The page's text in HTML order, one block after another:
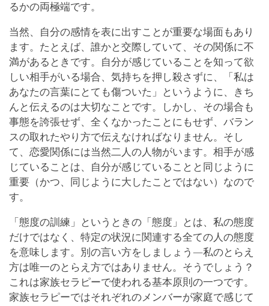
るかの両極端です。
当然、自分の感情を表に出すことが重要な場面もあり
ます。たとえば、誰かと交際していて、その関係に不
満があるときです。自分が感じていることを知って欲
しい相手がいる場合、気持ちを押し殺さずに、「私は
あなたの言葉にとても傷ついた」というように、きち
んと伝えるのは大切なことです。しかし、その場合も
事態を誇張せず、全くなかったことにもせず、バラン
スの取れたやり方で伝えなければなりません。そし
て、恋愛関係には当然二人の人物がいます。相手が感
じていることは、自分が感じていることと同じように
重要（かつ、同じように大したことではない）なので
す。
「態度の訓練」というときの「態度」とは、私の態度
だけではなく、特定の状況に関連する全ての人の態度
を意味します。別の言い方をしましょう―私のとらえ
方は唯一のとらえ方ではありません。そうでしょう？
これは家族セラピーで使われる基本原則の一つです。
家族セラピーではそれぞれのメンバーが家庭で感じて